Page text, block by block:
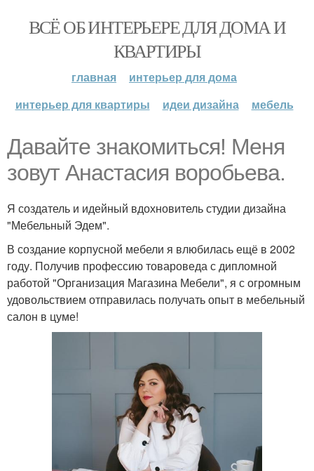
ВСЁ ОБ ИНТЕРЬЕРЕ ДЛЯ ДОМА И
КВАРТИРЫ
главная
интерьер для дома
интерьер для квартиры
идеи дизайна мебель
Давайте знакомиться! Меня
зовут Анастасия воробьева.
Я создатель и идейный вдохновитель студии дизайна
"Мебельный Эдем".
В создание корпусной мебели я влюбилась ещё в 2002
году. Получив профессию товароведа с дипломной
работой "Организация Магазина Мебели", я с огромным
удовольствием отправилась получать опыт в мебельный
салон в цуме!